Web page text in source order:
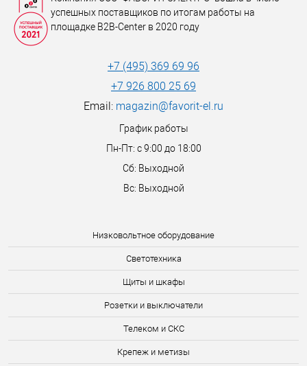
Низковольтное оборудование
Светотехника
Щиты и шкафы
Розетки и выключатели
Телеком и СКС
Крепеж и метизы
успешных поставщиков по итогам работы на
площадке B2B-Center в 2020 году
+7 (495) 369 69 96
+7 926 800 25 69
Email: magazin@favorit-el.ru
График работы
Пн-Пт: с 9:00 до 18:00
Сб: Выходной
Вс: Выходной